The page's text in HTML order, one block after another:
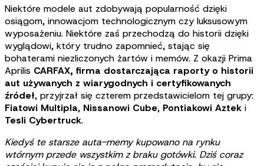
Niektóre modele aut zdobywają popularność dzięki
osiągom, innowacjom technologicznym czy luksusowym
wyposażeniu. Niektóre zaś przechodzą do historii dzięki
wyglądowi, który trudno zapomnieć, stając się
bohaterami niezliczonych żartów i memów. Z okazji Prima
Aprilis CARFAX, firma dostarczająca raporty o historii
aut używanych z wiarygodnych i certyfikowanych
źródeł, przyjrzał się czterem przedstawicielom tej grupy:
Fiatowi Multipla, Nissanowi Cube, Pontiakowi Aztek i
Tesli Cybertruck.
Kiedyś te starsze auta-memy kupowano na rynku
wtórnym przede wszystkim z braku gotówki. Dziś coraz